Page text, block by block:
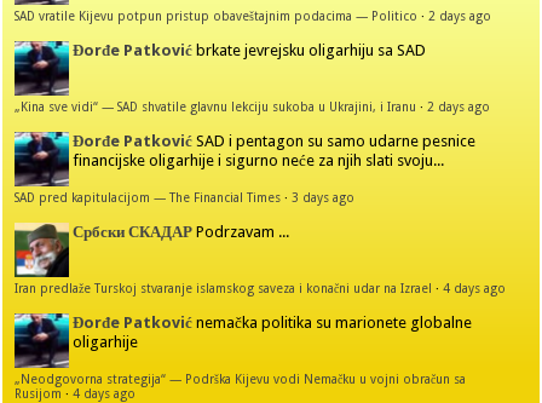
SAD vratile Kijevu potpun pristup obaveštajnim podacima — Politico ·2 days ago
Đorđe Patković brkate jevrejsku oligarhiju sa SAD
„Kina sve vidi“ — SAD shvatile glavnu lekciju sukoba u Ukrajini, i Iranu ·2 days ago
Đorđe Patković SAD i pentagon su samo udarne pesnice
financijske oligarhije i sigurno neće za njih slati svoju...
SAD pred kapitulacijom — The Financial Times ·3 days ago
Србски СКАДАР Podrzavam ...
Iran predlaže Turskoj stvaranje islamskog saveza i konačni udar na Izrael ·4 days ago
Đorđe Patković nemačka politika su marionete globalne
oligarhije
„Neodgovorna strategija“ — Podrška Kijevu vodi Nemačku u vojni obračun sa
Rusijom ·4 days ago